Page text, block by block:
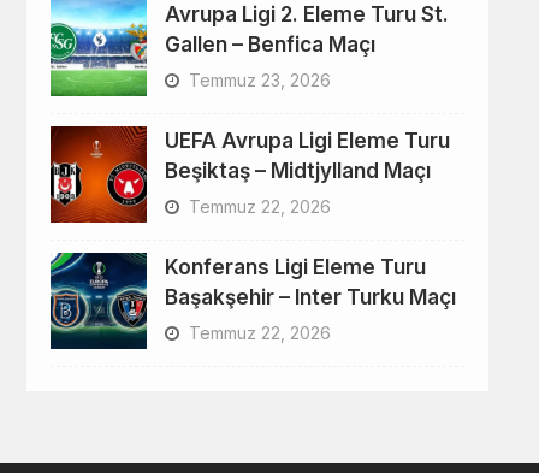
Avrupa Ligi 2. Eleme Turu St.
Gallen – Benfica Maçı
Temmuz 23, 2026
UEFA Avrupa Ligi Eleme Turu
Beşiktaş – Midtjylland Maçı
Temmuz 22, 2026
Konferans Ligi Eleme Turu
Başakşehir – Inter Turku Maçı
Temmuz 22, 2026